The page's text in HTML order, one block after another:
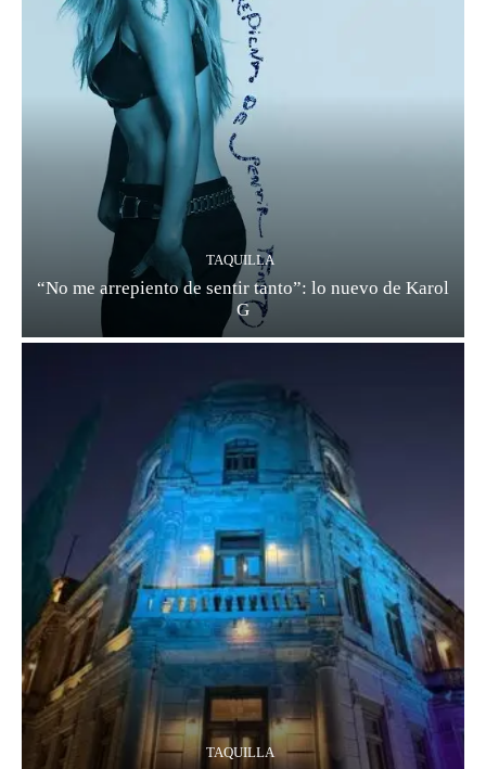
TAQUILLA
“No me arrepiento de sentir tanto”: lo nuevo de Karol
G
TAQUILLA